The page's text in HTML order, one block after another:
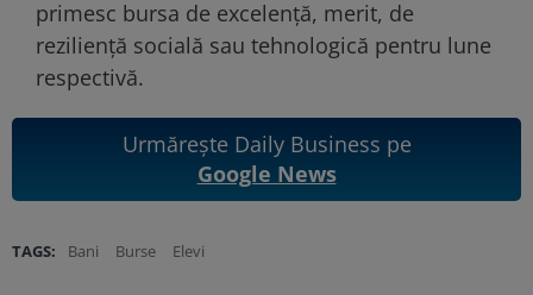
primesc bursa de excelență, merit, de
reziliență socială sau tehnologică pentru lune
respectivă.
Urmărește Daily Business pe
Google News
TAGS: Bani Burse Elevi